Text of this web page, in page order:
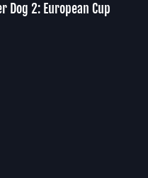
Dog 2: European Cup